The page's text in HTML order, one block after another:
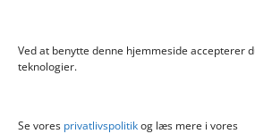
Ved at benytte denne hjemmeside accepterer
teknologier.
Se vores privatlivspolitikog læs mere i vores
Kontakt
Privatlivspolitik